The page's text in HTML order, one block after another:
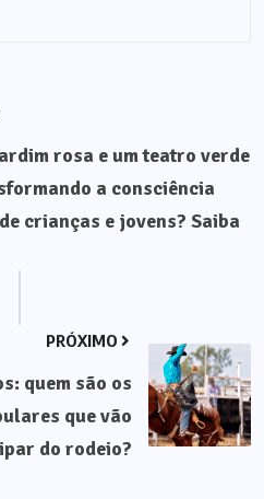
rosa e um teatro verde
a consciência
crianças e jovens? Saiba
PRÓXIMO
quem são os
que vão
do rodeio?